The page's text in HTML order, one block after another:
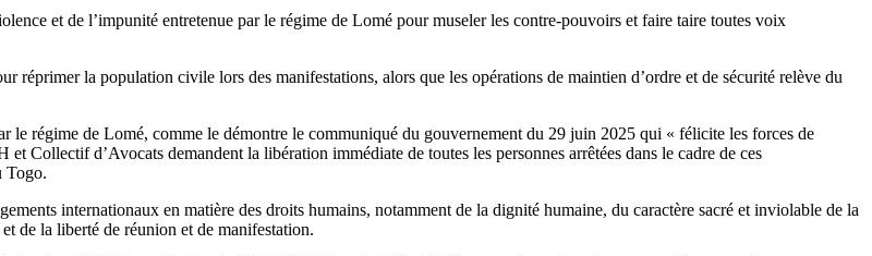
et de l’impunité entretenue par le régime de Lomé pour museler les contre-pouvoirs et faire taire toutes voix
la population civile lors des manifestations, alors que les opérations de maintien d’ordre et de sécurité relève du
le régime de Lomé, comme le démontre le communiqué du gouvernement du 29 juin 2025 qui « félicite les forces de
Collectif d’Avocats demandent la libération immédiate de toutes les personnes arrêtées dans le cadre de ces
Togo.
internationaux en matière des droits humains, notamment de la dignité humaine, du caractère sacré et inviolable de la
de la liberté de réunion et de manifestation.